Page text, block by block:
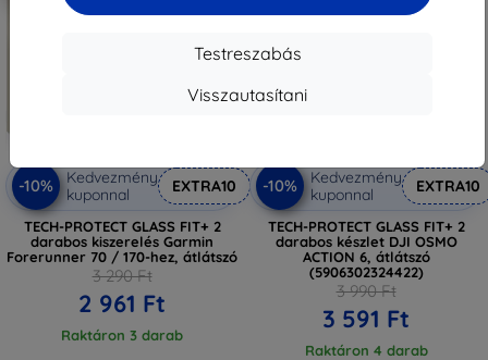
Testreszabás
Visszautasítani
-10%
Kedvezmény
kuponnal
EXTRA10
TECH-PROTECT GLASS FIT+ 2
darabos kiszerelés Garmin
Forerunner 70 / 170-hez, átlátszó
3 290 Ft
2 961 Ft
Raktáron 3 darab
-10%
Kedvezmény
kuponnal
EXTRA10
TECH-PROTECT GLASS FIT+ 2
darabos készlet DJI OSMO
ACTION 6, átlátszó
(5906302324422)
3 990 Ft
3 591 Ft
Raktáron 4 darab